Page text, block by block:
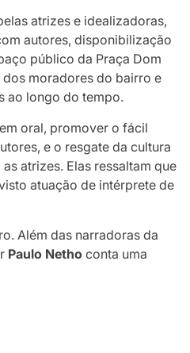
atrizes e idealizadoras,
autores, disponibilização
público da Praça Dom
dos moradores do bairro e
ao longo do tempo.
oral, promover o fácil
e o resgate da cultura
atrizes. Elas ressaltam que
atuação de intérprete de
Além das narradoras da
Paulo Nethoconta uma